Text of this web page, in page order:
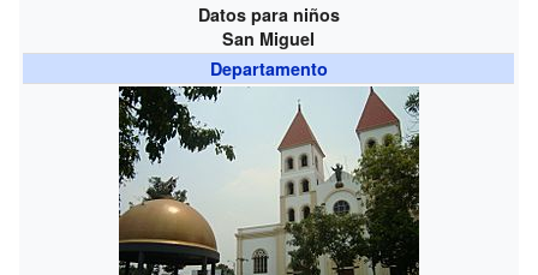
Datos para niños
San Miguel
Departamento